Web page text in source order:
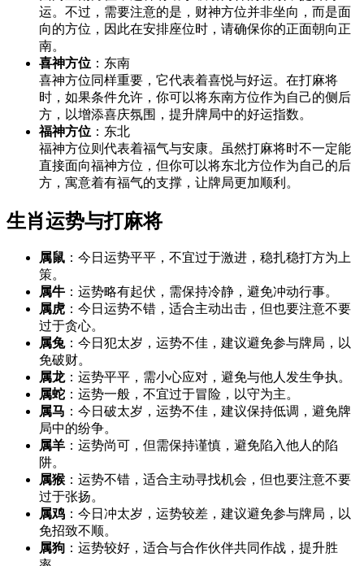
运。不过，需要注意的是，财神方位并非坐向，而是面
向的方位，因此在安排座位时，请确保你的正面朝向正
南。
喜神方位 ：东南
喜神方位同样重要，它代表着喜悦与好运。在打麻将
时，如果条件允许，你可以将东南方位作为自己的侧后
方，以增添喜庆氛围，提升牌局中的好运指数。
福神方位 ：东北
福神方位则代表着福气与安康。虽然打麻将时不一定能
直接面向福神方位，但你可以将东北方位作为自己的后
方，寓意着有福气的支撑，让牌局更加顺利。
生肖运势与打麻将
属鼠 ：今日运势平平，不宜过于激进，稳扎稳打方为上
策。
属牛 ：运势略有起伏，需保持冷静，避免冲动行事。
属虎 ：今日运势不错，适合主动出击，但也要注意不要
过于贪心。
属兔：今日犯太岁，运势不佳，建议避免参与牌局，以
免破财。
属龙：运势平平，需小心应对，避免与他人发生争执。
属蛇 ：运势一般，不宜过于冒险，以守为主。
属马 ：今日破太岁，运势不佳，建议保持低调，避免牌
局中的纷争。
属羊 ：运势尚可，但需保持谨慎，避免陷入他人的陷
阱。
属猴 ：运势不错，适合主动寻找机会，但也要注意不要
过于张扬。
属鸡 ：今日冲太岁，运势较差，建议避免参与牌局，以
免招致不顺。
属狗 ：运势较好，适合与合作伙伴共同作战，提升胜